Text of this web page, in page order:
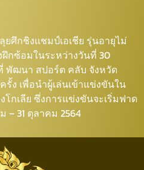
ศึกชิงแชมป์เอเชีย รุ่นอายุไม่
ฝึกซ้อมในระหว่างวันที่ 30
พัฒนา สปอร์ต คลับ จังหวัด
ง เพื่อนำผู้เล่นเข้าแข่งขันใน
โกเลีย ซึ่งการแข่งขันจะเริ่มฟาด
– 31 ตุลาคม 2564